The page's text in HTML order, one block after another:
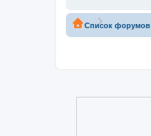
Список форумов